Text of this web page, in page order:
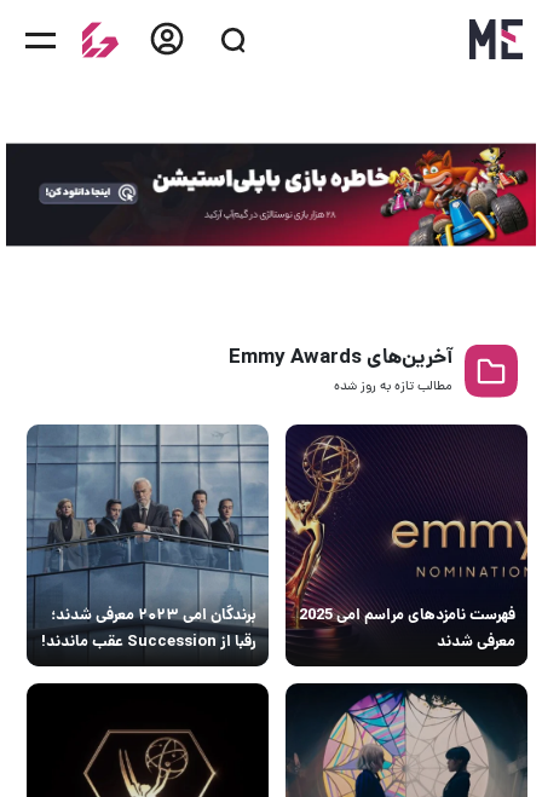
آخرین‌های Emmy Awards
مطالب تازه به روز‌ شده
فهرست نامزدهای مراسم امی 2025
معرفی شدند
برندگان امی ۲۰۲۳ معرفی شدند؛
رقبا از Succession عقب ماندند!